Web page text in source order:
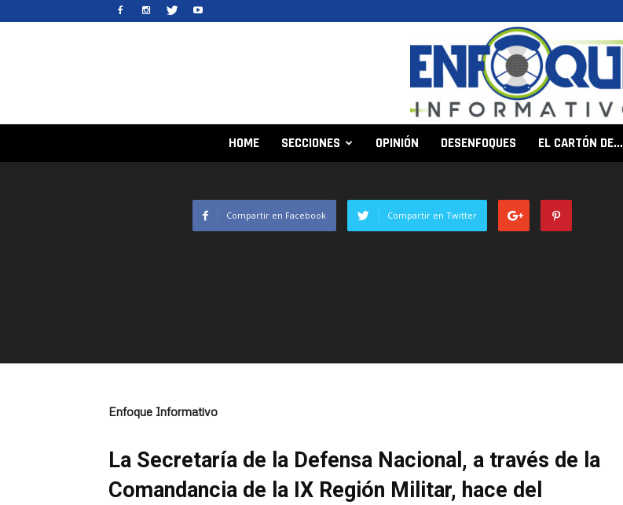
HOME SECCIONES OPINIÓN DESENFOQUES EL CARTÓN DE…
Compartir en Facebook Compartir en Twitter
Enfoque Informativo
La Secretaría de la Defensa Nacional, a través de la
Comandancia de la IX Región Militar, hace del